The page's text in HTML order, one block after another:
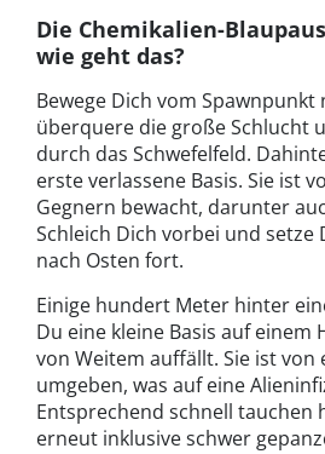
Die Chemikalien-
wie geht das?
Bewege Dich vom Spawnpunkt
überquere die große Schlucht
durch das Schwefelfeld.
erste verlassene Basis. Sie ist
Gegnern bewacht, darunter
Schleich Dich vorbei und setze
nach Osten fort.
Einige hundert Meter hinter
Du eine kleine Basis auf einem
von Weitem auffällt. Sie ist von
umgeben, was auf eine
Entsprechend schnell tauchen
erneut inklusive schwer